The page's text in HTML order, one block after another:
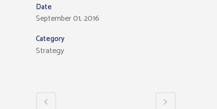
Date
September 01, 2016
Category
Strategy